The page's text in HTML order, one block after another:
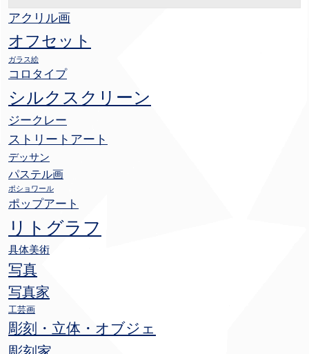
アクリル画
オフセット
ガラス絵
コロタイプ
シルクスクリーン
ジークレー
ストリートアート
デッサン
パステル画
ポショワール
ポップアート
リトグラフ
具体美術
写真
写真家
工芸画
彫刻・立体・オブジェ